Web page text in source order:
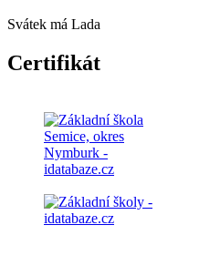
Svátek má Lada
Certifikát